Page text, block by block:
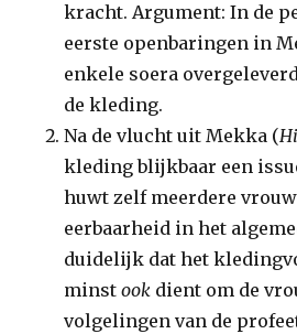
kracht. Argument: In de
eerste openbaringen in
enkele soera
de kleding.
Na de vlucht uit Mekka (
kleding blijkbaar een
huwt zelf meerdere
eerbaarheid in het
duidelijk dat het
minstook dient om de
volgelingen van de